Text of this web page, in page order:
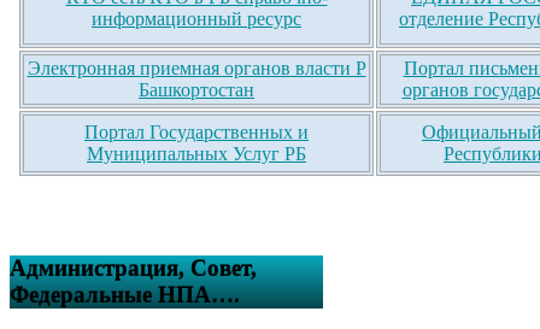
информационный ресурс
отделение
Электронная приемная органов власти Р
Башкортостан
Портал
органов
Портал Государственных и
Муниципальных Услуг РБ
Официальный
Администрация, Совет,
Федеральные НПА….